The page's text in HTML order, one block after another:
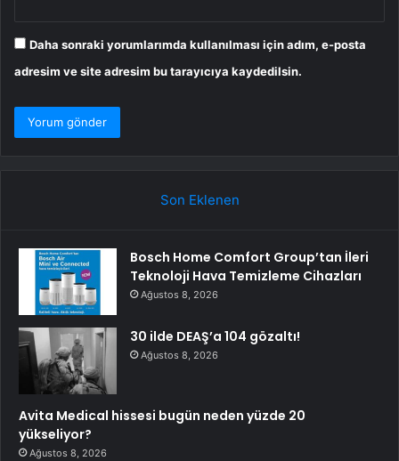
Daha sonraki yorumlarımda kullanılması için adım, e-posta
adresim ve site adresim bu tarayıcıya kaydedilsin.
Son Eklenen
Bosch Home Comfort Group’tan İleri
Teknoloji Hava Temizleme Cihazları
Ağustos 8, 2026
30 ilde DEAŞ’a 104 gözaltı!
Ağustos 8, 2026
Avita Medical hissesi bugün neden yüzde 20
yükseliyor?
Ağustos 8, 2026